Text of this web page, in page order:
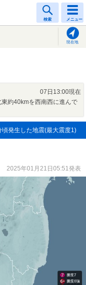
検索 メニュー
現在地
07日13:00現在
約40kmを西南西に進んで
頃発生した地震(最大震度1)
2025年01月21日05:51発表